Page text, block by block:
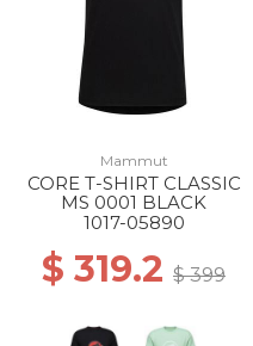
Mammut
CORE T-SHIRT CLASSIC
MS 0001 BLACK
1017-05890
$ 319.2 $ 399